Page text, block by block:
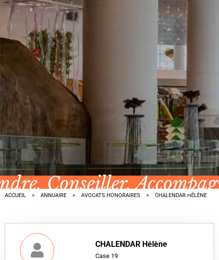
Conseiller,
ACCUEIL ANNUAIRE AVOCATS HONORAIRES CHALENDAR HÉLÈNE
CHALENDAR Hélène
Case 19